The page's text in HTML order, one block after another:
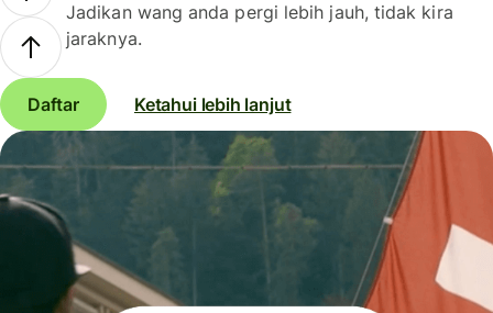
Jadikan wang anda pergi lebih jauh, tidak kira
jaraknya.
Daftar Ketahui lebih lanjut